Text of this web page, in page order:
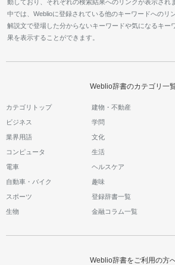
動しており、それぞれの検索結果へのリンクが表示され
中では、Weblioに登録されている他のキーワードへのリ
解説文で登場した分からないキーワードや気になるキー
果を表示することができます。
Weblio辞書のカテゴリ一
カテゴリトップ 建物・不動産
ビジネス 学問
業界用語 文化
コンピュータ 生活
電車 ヘルスケア
自動車・バイク 趣味
スポーツ 登録辞書一覧
生物 金融コラム一覧
Weblio辞書をご利用の方